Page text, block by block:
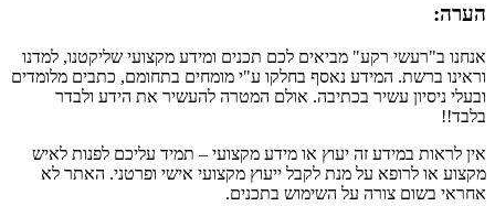
הערה:
אנחנו ב"רעשי רקע" מביאים לכם תכנים ומידע מקצועי שליקטנו, למדנו
וראינו ברשת. המידע נאסף בחלקו ע"י מומחים בתחומם, כתבים מלומדים
ובעלי ניסיון עשיר בכתיבה. אולם המטרה להעשיר את הידע ולבדר
בלבד!!
אין לראות במידע זה יעוץ או מידע מקצועי – תמיד עליכם לפנות לאיש
מקצוע או לרופא על מנת לקבל ייעוץ מקצועי אישי ופרטני. האתר לא
אחראי בשום צורה על השימוש בתכנים.